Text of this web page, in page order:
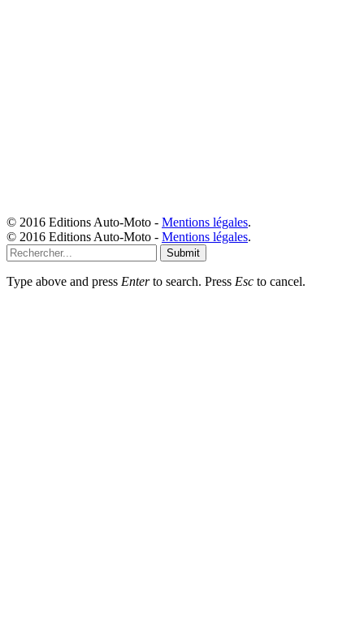
© 2016 Editions Auto-Moto - Mentions légales.
© 2016 Editions Auto-Moto - Mentions légales.
Submit
Type above and press Enterto search. Press Esc to cancel.